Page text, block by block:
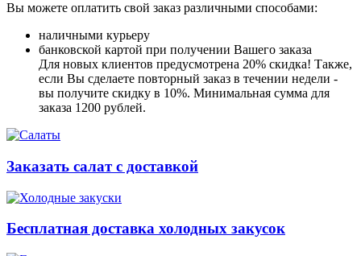
Вы можете оплатить свой заказ различными способами:
наличными курьеру
банковской картой при получении Вашего заказа
Для новых клиентов предусмотрена 20% скидка! Также,
если Вы сделаете повторный заказ в течении недели -
вы получите скидку в 10%. Минимальная сумма для
заказа 1200 рублей.
Заказать салат с доставкой
Бесплатная доставка холодных закусок